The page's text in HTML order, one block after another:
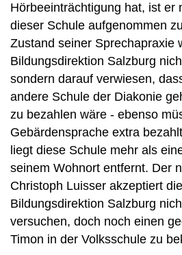
Hörbeeinträchtigung hat, ist er
dieser Schule aufgenommen
Zustand seiner Sprechapraxie
Bildungsdirektion Salzburg
sondern darauf verwiesen,
andere Schule der Diakonie
zu bezahlen wäre - ebenso
Gebärdensprache extra
liegt diese Schule mehr als
seinem Wohnort entfernt. Der
Christoph Luisser akzeptiert
Bildungsdirektion Salzburg
versuchen, doch noch einen
Timon in der Volksschule zu